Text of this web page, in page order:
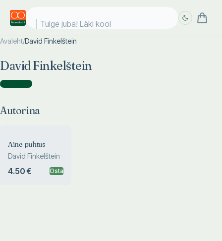
Tulge juba! Läki kooli
Avaleht/David Finkelštein
David Finkelštein
Autorina )
Autorina
Aine puhtus
David Finkelštein
4.50 € Osta